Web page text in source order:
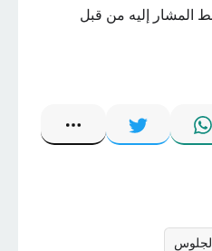
المشار إليه من قبل